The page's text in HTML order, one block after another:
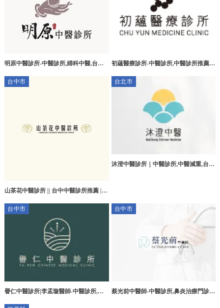
明原中醫診所-中醫診所,婦科中醫,台中
初蘊醫療診所-中醫診所,中醫診所推薦,
台中市
山茶花中醫診所 || 台中中醫診所推薦 ||
醫埋線 || 中醫針灸 || 韓式美顏針
台北市
沐澄中醫診所｜中醫診所,中醫減重,台北
台中市
譽仁中醫診所|李孟璇醫師-中醫診所,台
台中市
蔡光前中醫師-中醫診所,鼻炎治療門診,